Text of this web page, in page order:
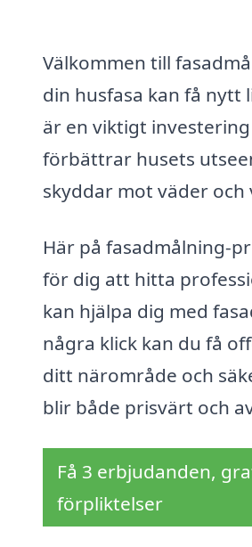
Välkommen till
din husfasa kan få nytt
är en viktigt
förbättrar husets
skyddar mot väder och
Här på fasadmålning-
för dig att hitta
kan hjälpa dig med
några klick kan du få
ditt närområde och
blir både prisvärt och
Få 3 erbjudanden,
förpliktelser